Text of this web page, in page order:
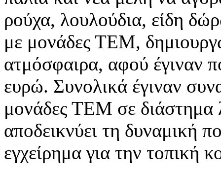
ρούχα, λουλούδια, είδη
με μονάδες ΤΕΜ,
ατμόσφαιρα, αφού έγιναν
ευρώ. Συνολικά έγιναν
μονάδες ΤΕΜ σε
αποδεικνύει τη δυναμική
εγχείρημα για την τοπική